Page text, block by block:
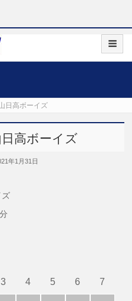
日高ボーイズ
高ボーイズ
年1月31日
3 4 5 6 7